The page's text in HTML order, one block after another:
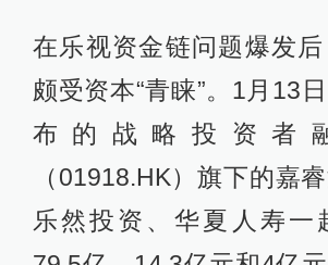
在乐视资金链问题爆发
颇受资本“青睐”。1月13
布的战略投资者
（01918.HK）旗下的嘉
乐然投资、华夏人寿一